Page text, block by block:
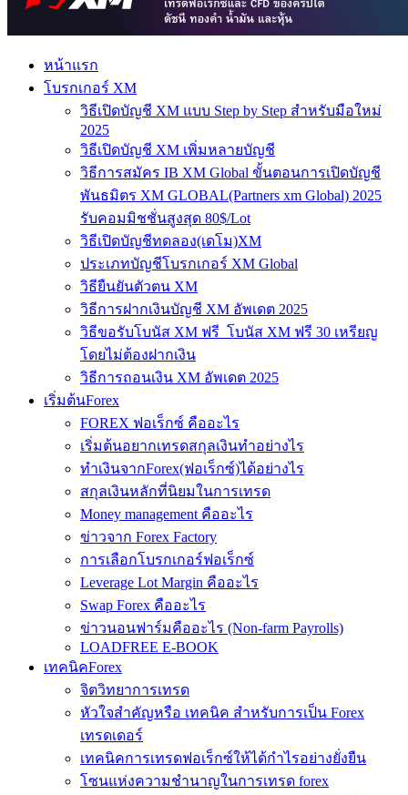
หน้าแรก
โบรกเกอร์ XM
วิธีเปิดบัญชี XM แบบ Step by Step สำหรับมือใหม่
2025
วิธีเปิดบัญชี XM เพิ่มหลายบัญชี
วิธีการสมัคร IB XM Global ขั้นตอนการเปิดบัญชี
พันธมิตร XM GLOBAL(Partners xm Global) 2025
รับคอมมิชชั่นสูงสุด 80$/Lot
วิธีเปิดบัญชีทดลอง(เดโม)XM
ประเภทบัญชีโบรกเกอร์ XM Global
วิธียืนยันตัวตน XM
วิธีการฝากเงินบัญชี XM อัพเดต 2025
วิธีขอรับโบนัส XM ฟรี โบนัส XM ฟรี 30 เหรียญ
โดยไม่ต้องฝากเงิน
วิธีการถอนเงิน XM อัพเดต 2025
เริ่มต้นForex
FOREX ฟอเร็กซ์ คืออะไร
เริ่มต้นอยากเทรดสกุลเงินทำอย่างไร
ทำเงินจากForex(ฟอเร็กซ์)ได้อย่างไร
สกุลเงินหลักที่นิยมในการเทรด
Money management คืออะไร
ข่าวจาก Forex Factory
การเลือกโบรกเกอร์ฟอเร็กซ์
Leverage Lot Margin คืออะไร
Swap Forex คืออะไร
ข่าวนอนฟาร์มคืออะไร (Non-farm Payrolls)
LOADFREE E-BOOK
เทคนิคForex
จิตวิทยาการเทรด
หัวใจสำคัญหรือ เทคนิค สำหรับการเป็น Forex
เทรดเดอร์
เทคนิคการเทรดฟอเร็กซ์ให้ได้กำไรอย่างยั่งยืน
โซนแห่งความชำนาญในการเทรด forex